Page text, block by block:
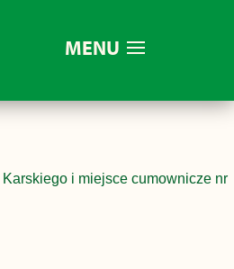
MENU
i miejsce cumownicze nr